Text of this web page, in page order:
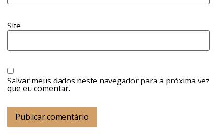
Site
Salvar meus dados neste navegador para a próxima vez
que eu comentar.